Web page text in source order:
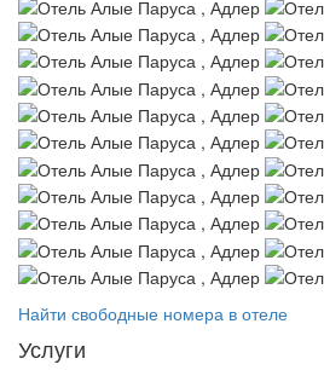
Найти свободные номера в отеле
Услуги